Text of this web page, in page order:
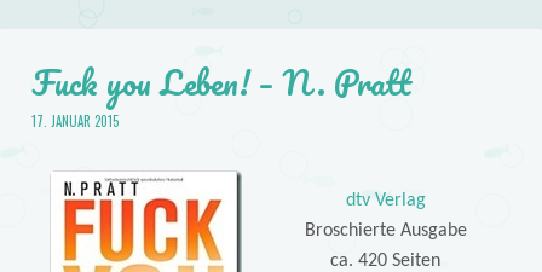
Fuck you Leben! – N. Pratt
17. JANUAR 2015
dtv Verlag
Broschierte Ausgabe
ca. 420 Seiten